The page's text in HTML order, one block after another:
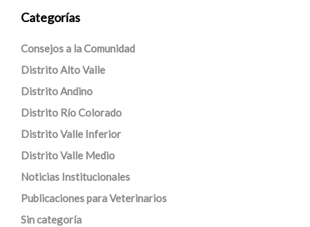
Categorías
Consejos a la Comunidad
Distrito Alto Valle
Distrito Andino
Distrito Río Colorado
Distrito Valle Inferior
Distrito Valle Medio
Noticias Institucionales
Publicaciones para Veterinarios
Sin categoría